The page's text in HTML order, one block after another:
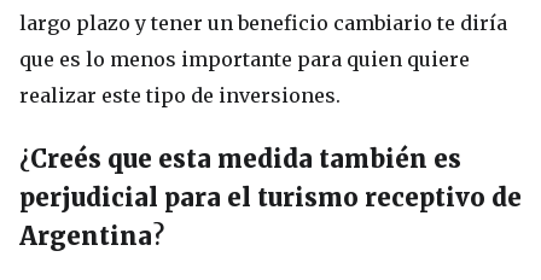
largo plazo y tener un beneficio cambiario te diría
que es lo menos importante para quien quiere
realizar este tipo de inversiones.
¿Creés que esta medida también es
perjudicial para el turismo receptivo de
Argentina?